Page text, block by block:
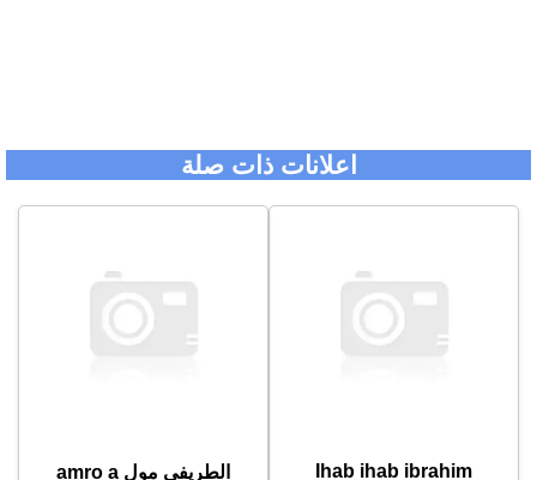
اعلانات ذات صلة
Ihab ihab ibrahim الطريفي مول amro a